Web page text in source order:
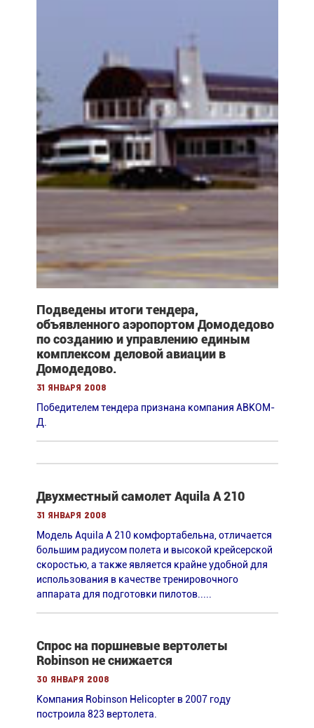
Подведены итоги тендера,
объявленного аэропортом Домодедово
по созданию и управлению единым
комплексом деловой авиации в
Домодедово.
31 января 2008
Победителем тендера признана компания АВКОМ-
Д.
Двухместный самолет Aquila A 210
31 января 2008
Модель Aquila A 210 комфортабельна, отличается
большим радиусом полета и высокой крейсерской
скоростью, а также является крайне удобной для
использования в качестве тренировочного
аппарата для подготовки пилотов.....
Спрос на поршневые вертолеты
Robinson не снижается
30 января 2008
Компания Robinson Helicopter в 2007 году
построила 823 вертолета.